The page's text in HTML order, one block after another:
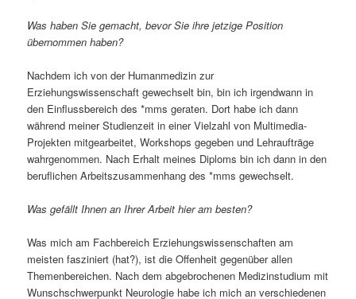
Was haben Sie gemacht, bevor Sie ihre jetzige Position
übernommen haben?
Nachdem ich von der Humanmedizin zur
Erziehungswissenschaft gewechselt bin, bin ich irgendwann in
den Einflussbereich des *mms geraten. Dort habe ich dann
während meiner Studienzeit in einer Vielzahl von Multimedia-
Projekten mitgearbeitet, Workshops gegeben und Lehraufträge
wahrgenommen. Nach Erhalt meines Diploms bin ich dann in den
beruflichen Arbeitszusammenhang des *mms gewechselt.
Was gefällt Ihnen an Ihrer Arbeit hier am besten?
Was mich am Fachbereich Erziehungswissenschaften am
meisten fasziniert (hat?), ist die Offenheit gegenüber allen
Themenbereichen. Nach dem abgebrochenen Medizinstudium mit
Wunschschwerpunkt Neurologie habe ich mich an verschiedenen